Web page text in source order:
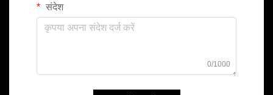
संदेश
0/1000